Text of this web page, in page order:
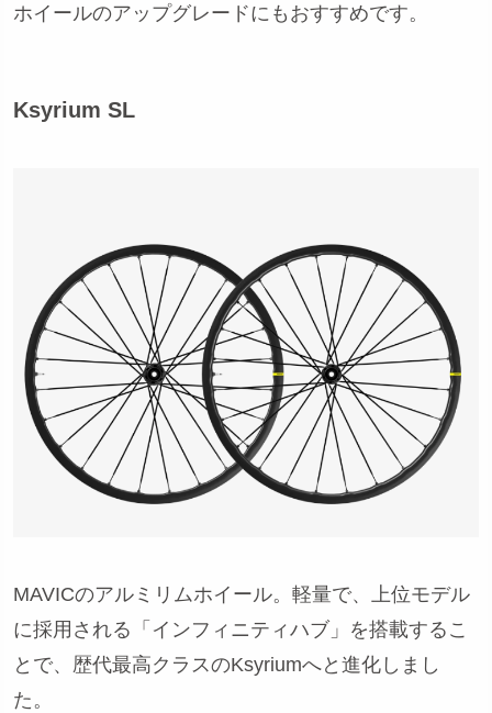
ホイールのアップグレードにもおすすめです。
Ksyrium SL
MAVICのアルミリムホイール。軽量で、上位モデル
に採用される「インフィニティハブ」を搭載するこ
とで、歴代最高クラスのKsyriumへと進化しまし
た。